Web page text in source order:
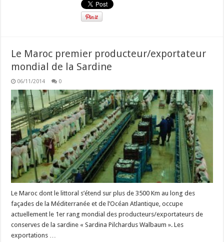
Le Maroc premier producteur/exportateur
mondial de la Sardine
06/11/2014 0
Le Maroc dont le littoral s’étend sur plus de 3500 Km au long des
façades de la Méditerranée et de l’Océan Atlantique, occupe
actuellement le 1er rang mondial des producteurs/exportateurs de
conserves de la sardine « Sardina Pilchardus Walbaum ». Les
exportations …